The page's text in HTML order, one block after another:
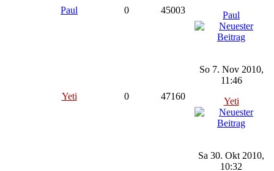
Paul 0 45003
Paul
Yeti 0 47160
So 7. Nov 2010,
11:46
Yeti
Sa 30. Okt 2010,
10:32